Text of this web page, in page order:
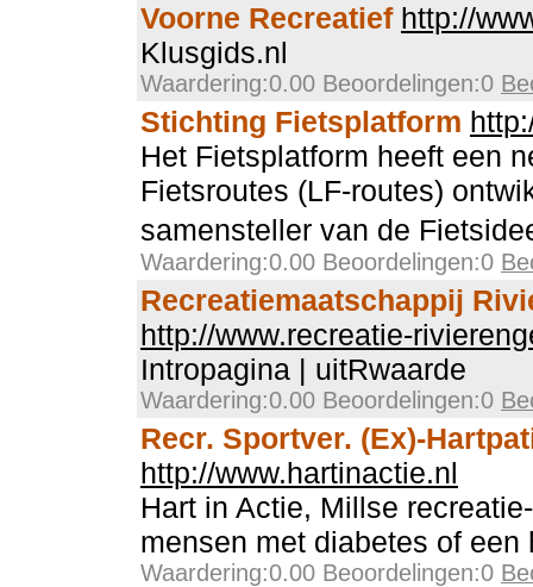
Voorne Recreatief http://
Klusgids.nl
Waardering:0.00 Beoordelingen:0
Stichting Fietsplatform
Het Fietsplatform heeft een
Fietsroutes (LF-routes)
samensteller van de
Waardering:0.00 Beoordelingen:0
Recreatiemaatschappij
http://www.recreatie-
Intropagina | uitRwaarde
Waardering:0.00 Beoordelingen:0
Recr. Sportver. (Ex)-
http://www.hartinactie.nl
Hart in Actie, Millse
mensen met diabetes of een
Waardering:0.00 Beoordelingen:0